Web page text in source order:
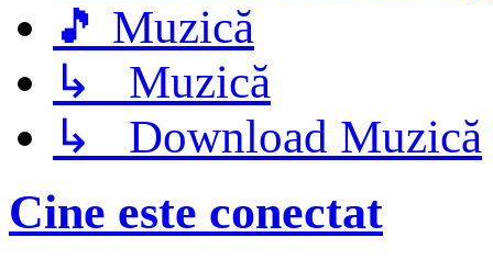
🎵 Muzică
↳ Muzică
↳ Download Muzică
Cine este conectat